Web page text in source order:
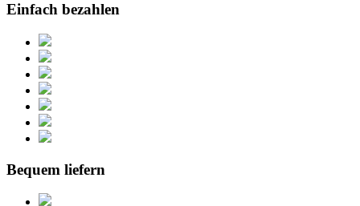
Einfach bezahlen
Bequem liefern